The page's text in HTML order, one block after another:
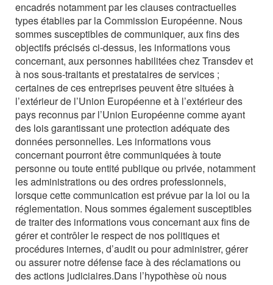
encadrés notamment par les clauses contractuelles
types établies par la Commission Européenne. Nous
sommes susceptibles de communiquer, aux fins des
objectifs précisés ci-dessus, les informations vous
concernant, aux personnes habilitées chez Transdev et
à nos sous-traitants et prestataires de services ;
certaines de ces entreprises peuvent être situées à
l’extérieur de l’Union Européenne et à l’extérieur des
pays reconnus par l’Union Européenne comme ayant
des lois garantissant une protection adéquate des
données personnelles. Les informations vous
concernant pourront être communiquées à toute
personne ou toute entité publique ou privée, notamment
les administrations ou des ordres professionnels,
lorsque cette communication est prévue par la loi ou la
réglementation. Nous sommes également susceptibles
de traiter des informations vous concernant aux fins de
gérer et contrôler le respect de nos politiques et
procédures internes, d’audit ou pour administrer, gérer
ou assurer notre défense face à des réclamations ou
des actions judiciaires.Dans l’hypothèse où nous